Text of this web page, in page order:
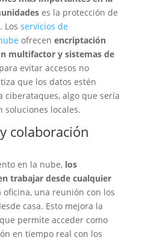
es la protección de
Los servicios de
ofrecen encriptación
multifactor y sistemas de
evitar accesos no
que los datos estén
ciberataques, algo que sería
soluciones locales.
colaboración
en la nube, los
trabajar desde cualquier
oficina, una reunión con los
casa. Esto mejora la
permite acceder como
en tiempo real con los